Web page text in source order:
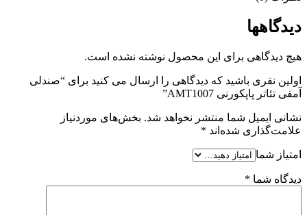
دیدگاهها
هیچ دیدگاهی برای این محصول نوشته نشده است.
اولین نفری باشید که دیدگاهی را ارسال می کنید برای “صندلی
آمفی تئاتر پاپکورنی AMT1007”
نشانی ایمیل شما منتشر نخواهد شد. بخش‌های موردنیاز
علامت‌گذاری شده‌اند *
امتیاز شما
دیدگاه شما *